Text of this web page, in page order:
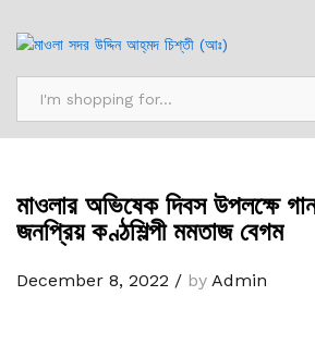
মাওলার অভিষেক দিবস উপলক্ষে
জনপ্রিয় কণ্ঠশিল্পী মমতাজ বেগম
December 8, 2022 / by Admin